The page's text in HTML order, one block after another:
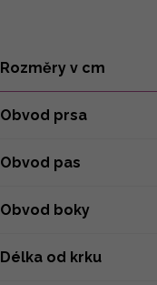
Rozměry v cm
Obvod prsa
Obvod pas
Obvod boky
Délka od krku